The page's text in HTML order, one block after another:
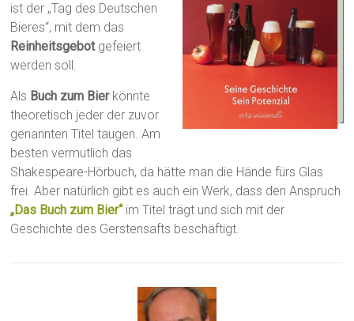
ist der „Tag des Deutschen
Bieres“, mit dem das
Reinheitsgebotgefeiert
werden soll.
Als Buch zum Bierkönnte
theoretisch jeder der zuvor
genannten Titel taugen. Am
besten vermutlich das
Shakespeare-Hörbuch, da hätte man die Hände fürs Glas
frei. Aber natürlich gibt es auch ein Werk, dass den Anspruch
„Das Buch zum Bier“ im Titel trägt und sich mit der
Geschichte des Gerstensafts beschäftigt.